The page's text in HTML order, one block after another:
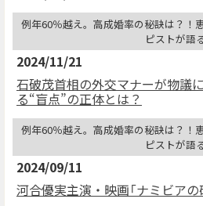
2024/11/21
石破茂首相の外交マナーが物議
る“盲点”の正体とは？
例年60％越え。高成婚率の秘訣は？！
ピストが語
2024/09/11
河合優実主演・映画「ナミビア
例年60％越え。高成婚率の秘訣は？！
ピストが語